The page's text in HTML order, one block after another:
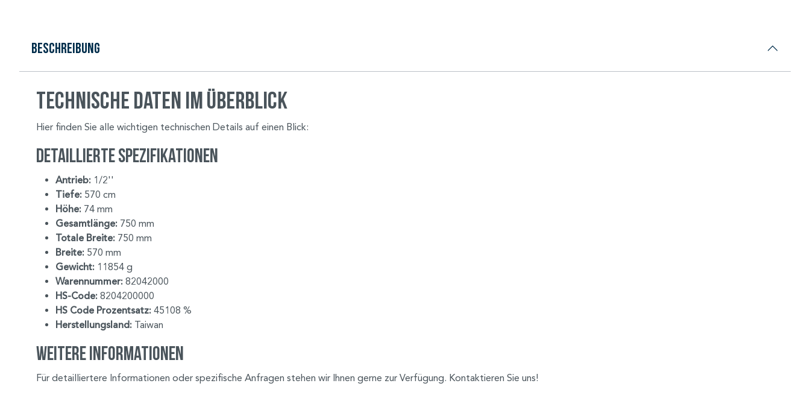
Beschreibung
Technische Daten im Überblick
Hier finden Sie alle wichtigen technischen Details auf einen Blick:
Detaillierte Spezifikationen
Antrieb: 1/2''
Tiefe: 570 cm
Höhe: 74 mm
Gesamtlänge: 750 mm
Totale Breite: 750 mm
Breite: 570 mm
Gewicht: 11854 g
Warennummer: 82042000
HS-Code: 8204200000
HS Code Prozentsatz: 45108 %
Herstellungsland: Taiwan
Weitere Informationen
Für detailliertere Informationen oder spezifische Anfragen stehen wir Ihnen gerne zur Verfügung. Kontaktieren Sie uns!